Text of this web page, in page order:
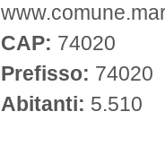
CAP: 74020
Prefisso: 74020
Abitanti: 5.510